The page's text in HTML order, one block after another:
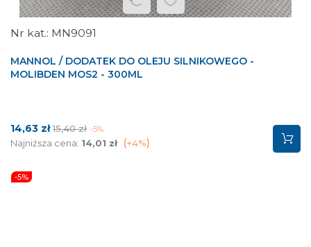
MN9091
MANNOL / DODATEK DO OLEJU SILNIKOWEGO -
MOLIBDEN MOS2 - 300ML
Cena
14,63 złCena
podstawowa
15,40 zł -5%
Najniższa cena: 14,01 zł +4%
-5%